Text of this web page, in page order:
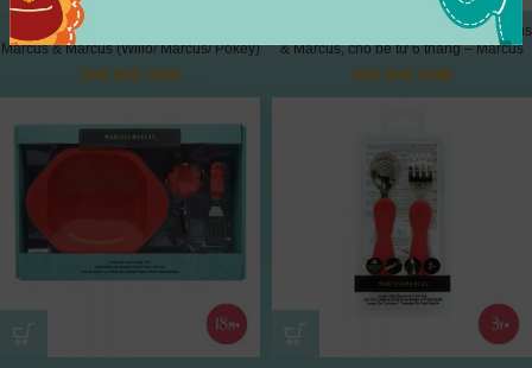
Bộ 3 đầu bàn chải thay thế cho bé
Marcus & Marcus (Willo/ Marcus/ Pokey)
168.000 VNĐ
Bộ đồ dùng ăn dặm silicon Baby Marcus
& Marcus, cho bé từ 6 tháng – Marcus
468.000 VNĐ